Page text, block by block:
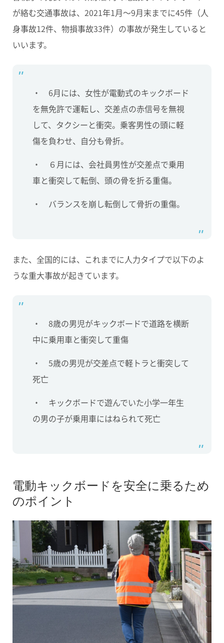
が絡む交通事故は、 2021年1月～9月末までに45件（人
身事故12件、物損事故33件）の事故が発生していると
いいます。
・ 6月には、女性が電動式のキックボード
を無免許で運転し、交差点の赤信号を無視
して、タクシーと衝突。乗客男性の頭に軽
傷を負わせ、自分も骨折。
・ ６月には、会社員男性が交差点で乗用
車と衝突して転倒、頭の骨を折る重傷。
・ バランスを崩し転倒して骨折の重傷。
また、全国的には、これまでに人力タイプで以下のよ
うな重大事故が起きています。
・ 8歳の男児がキックボードで道路を横断
中に乗用車と衝突して重傷
・ 5歳の男児が交差点で軽トラと衝突して
死亡
・ キックボードで遊んでいた小学一年生
の男の子が乗用車にはねられて死亡
電動キックボードを安全に乗るため
のポイント